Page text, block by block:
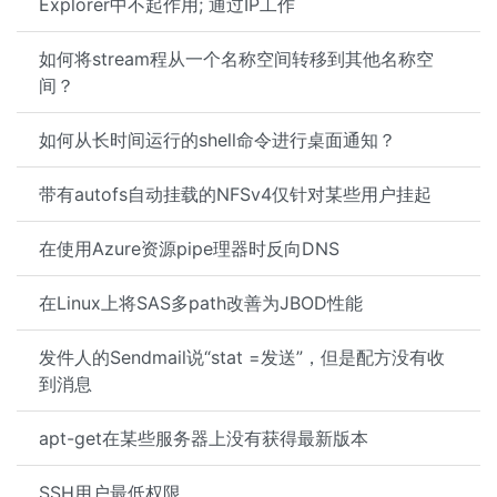
Explorer中不起作用; 通过IP工作
如何将stream程从一个名称空间转移到其他名称空
间？
如何从长时间运行的shell命令进行桌面通知？
带有autofs自动挂载的NFSv4仅针对某些用户挂起
在使用Azure资源pipe理器时反向DNS
在Linux上将SAS多path改善为JBOD性能
发件人的Sendmail说“stat =发送”，但是配方没有收
到消息
apt-get在某些服务器上没有获得最新版本
SSH用户最低权限